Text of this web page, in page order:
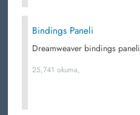
Bindings Paneli
Dreamweaver bindings paneli
25,741 okuma,